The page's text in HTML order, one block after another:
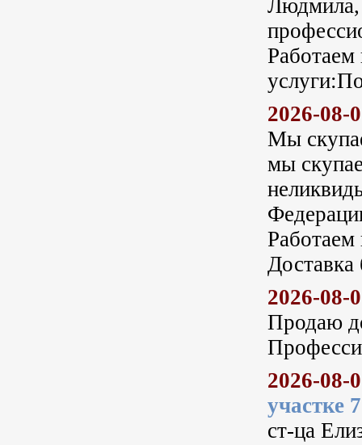
Людмила,
Работаем
2026-08-
Мы
мы
Работаем
Доставка
2026-08-
Продаю
2026-08-
участке
ст-ца